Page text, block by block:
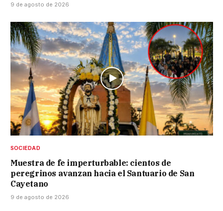
9 de agosto de 2026
SOCIEDAD
Muestra de fe imperturbable: cientos de
peregrinos avanzan hacia el Santuario de San
Cayetano
9 de agosto de 2026